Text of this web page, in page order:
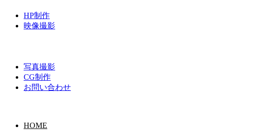
HP制作
映像撮影
写真撮影
CG制作
お問い合わせ
HOME